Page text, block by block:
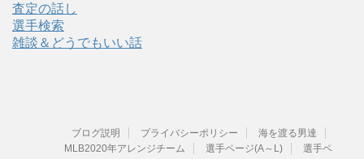
査定の話し
選手検索
雑談＆どうでもいい話
ブログ説明 プライバシーポリシー
海を渡る男達
MLB2020年アレンジチーム
選手ページ(A～L)
選手ペ